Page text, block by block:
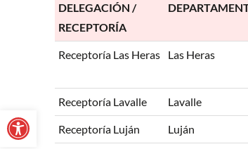
DELEGACIÓN /
RECEPTORÍA
Receptoría Las Heras Las Heras
Receptoría Lavalle Lavalle
Receptoría Luján Luján
Abrir barra de herramientas